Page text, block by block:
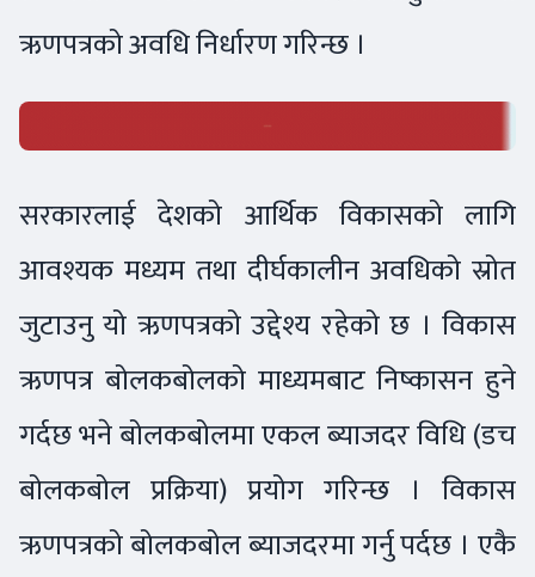
ऋणपत्रको अवधि निर्धारण गरिन्छ ।
सरकारलाई देशको आर्थिक विकासको लागि
आवश्यक मध्यम तथा दीर्घकालीन अवधिको स्रोत
जुटाउनु यो ऋणपत्रको उद्देश्य रहेको छ । विकास
ऋणपत्र बोलकबोलको माध्यमबाट निष्कासन हुने
गर्दछ भने बोलकबोलमा एकल ब्याजदर विधि (डच
बोलकबोल प्रक्रिया) प्रयोग गरिन्छ । विकास
ऋणपत्रको बोलकबोल ब्याजदरमा गर्नु पर्दछ । एकै